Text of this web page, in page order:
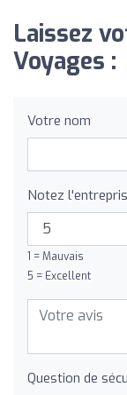
Laissez
Voyages :
Votre nom
Notez
1 = Mauvais
5 = Excellent
Question de